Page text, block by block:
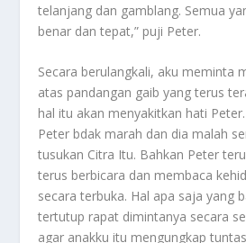
telanjang dan gamblang. Semua
benar dan tepat,” puji Peter.
Secara berulangkali, aku meminta
atas pandangan gaib yang terus
hal itu akan menyakitkan hati
Peter bdak marah dan dia malah
tusukan Citra Itu. Bahkan Peter
terus berbicara dan membaca
secara terbuka. Hal apa saja yang
tertutup rapat dimintanya secara
agar anakku itu mengungkap